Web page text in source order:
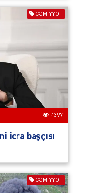
CƏMIYYƏT
4397
icra başçısı
CƏMIYYƏT